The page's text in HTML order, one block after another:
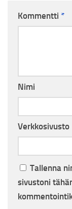
Kommentti *
Nimi
Verkkosivusto
Tallenna
sivustoni